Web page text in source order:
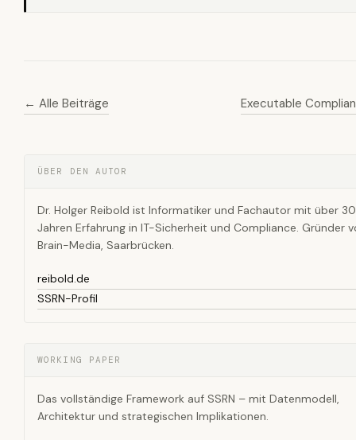
← Alle Beiträge Executable
ÜBER DEN AUTOR
Dr. Holger Reibold ist Informatiker und Fachautor mit über 30
Jahren Erfahrung in IT-Sicherheit und Compliance. Gründer
Brain-Media, Saarbrücken.
reibold.de
SSRN-Profil
WORKING PAPER
Das vollständige Framework auf SSRN – mit Datenmodell,
Architektur und strategischen Implikationen.